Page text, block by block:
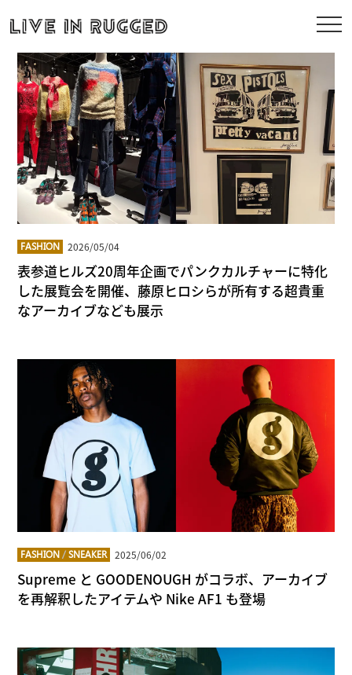
FASHION 2026/05/04
表参道ヒルズ20周年企画でパンクカルチャーに特化
した展覧会を開催、藤原ヒロシらが所有する超貴重
なアーカイブなども展示
FASHION /SNEAKER 2025/06/02
Supreme と GOODENOUGH がコラボ、アーカイブ
を再解釈したアイテムや Nike AF1 も登場